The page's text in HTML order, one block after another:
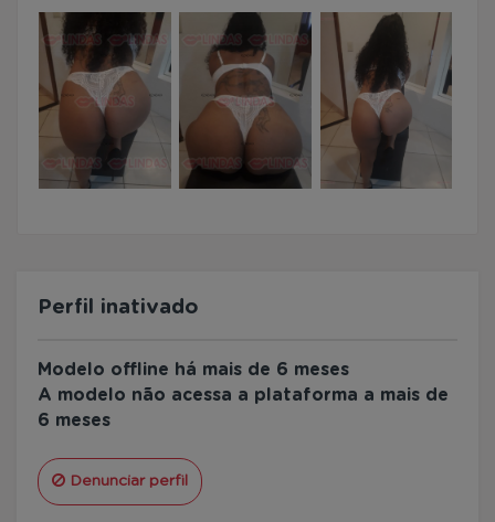
Perfil inativado
Modelo offline há mais de 6 meses
A modelo não acessa a plataforma a mais de
6 meses
Denunciar perfil